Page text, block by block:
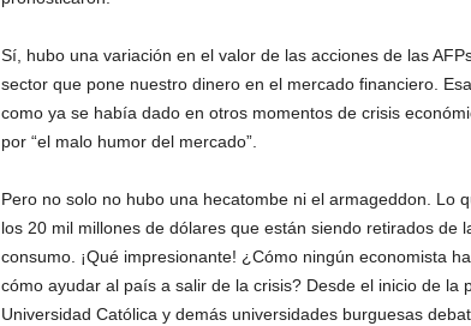
Sí, hubo una variación en el valor de las acciones de las
sector que pone nuestro dinero en el mercado financiero.
como ya se había dado en otros momentos de crisis
por “el malo humor del mercado”.
Pero no solo no hubo una hecatombe ni el armageddon. Lo
los 20 mil millones de dólares que están siendo retirados de
consumo. ¡Qué impresionante! ¿Cómo ningún economista
cómo ayudar al país a salir de la crisis? Desde el inicio de la
Universidad Católica y demás universidades burguesas